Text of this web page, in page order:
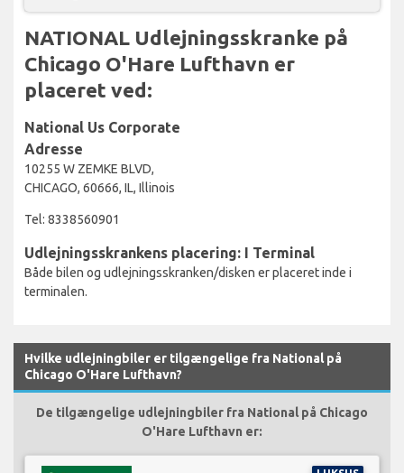
NATIONAL Udlejningsskranke på
Chicago O'Hare Lufthavn er
placeret ved:
National Us Corporate
Adresse
10255 W ZEMKE BLVD,
CHICAGO, 60666, IL, Illinois
Tel: 8338560901
Udlejningsskrankens placering: I Terminal
Både bilen og udlejningsskranken/disken er placeret inde i
terminalen.
Hvilke udlejningbiler er tilgængelige fra National på
Chicago O'Hare Lufthavn?
De tilgængelige udlejningbiler fra National på Chicago
O'Hare Lufthavn er: